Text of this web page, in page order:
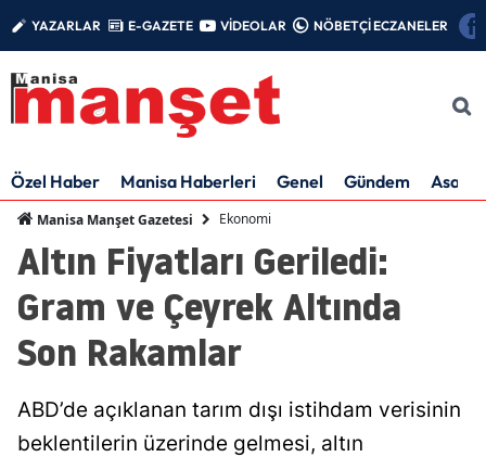
YAZARLAR E-GAZETE VİDEOLAR NÖBETÇİ ECZANELER
Özel Haber Manisa Haberleri Genel Gündem Asayiş
Manisa Manşet Gazetesi Ekonomi
Altın Fiyatları Geriledi:
Gram ve Çeyrek Altında
Son Rakamlar
ABD’de açıklanan tarım dışı istihdam verisinin
beklentilerin üzerinde gelmesi, altın